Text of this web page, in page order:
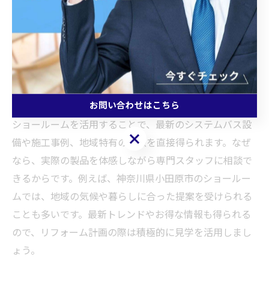
えば、カビや腐食、ひび割れが目立つ場合はリフォーム
のタイミングです。定期的な点検とメンテナンスを行
い、適切な時期に更新することで快適な浴室環境を長く
保てます。
ショールーム活用で得られる最新情報まとめ
ショールームを活用することで、最新のシステムバス設
備や施工事例、地域特有の情報を直接得られます。なぜ
なら、実際の製品を体感しながら専門スタッフに相談で
きるからです。例えば、神奈川県小田原市のショールー
ムでは、地域の気候や暮らしに合った提案を受けられる
ことも多いです。最新トレンドやお得な情報も得られる
ので、リフォーム計画の際は積極的に見学を活用しまし
ょう。
お問い合わせはこちら
お問い合わせはこちら